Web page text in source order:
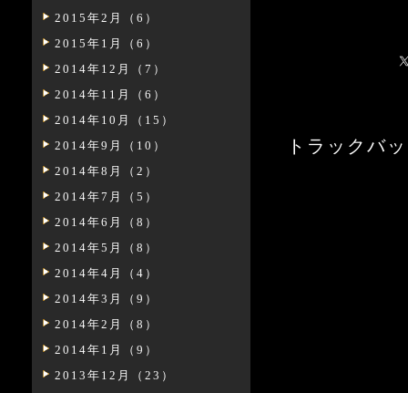
2015年2月（6）
2015年1月（6）
2014年12月（7）
2014年11月（6）
2014年10月（15）
2014年9月（10）
2014年8月（2）
2014年7月（5）
2014年6月（8）
2014年5月（8）
2014年4月（4）
2014年3月（9）
2014年2月（8）
2014年1月（9）
2013年12月（23）
トラックバ